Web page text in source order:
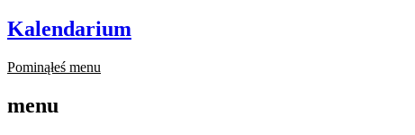
Kalendarium
Pominąłeś menu
menu